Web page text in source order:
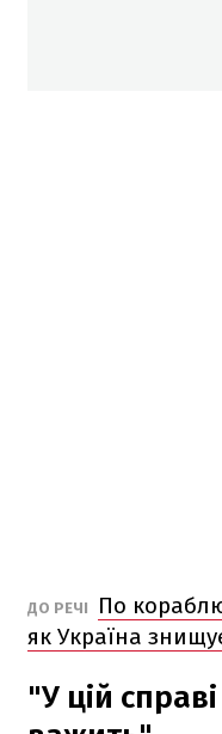
ДО РЕЧІ
По
як Україна
"У цій